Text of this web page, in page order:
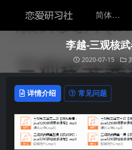
李越-三观核
2020-07-15
详情介绍 常见问题